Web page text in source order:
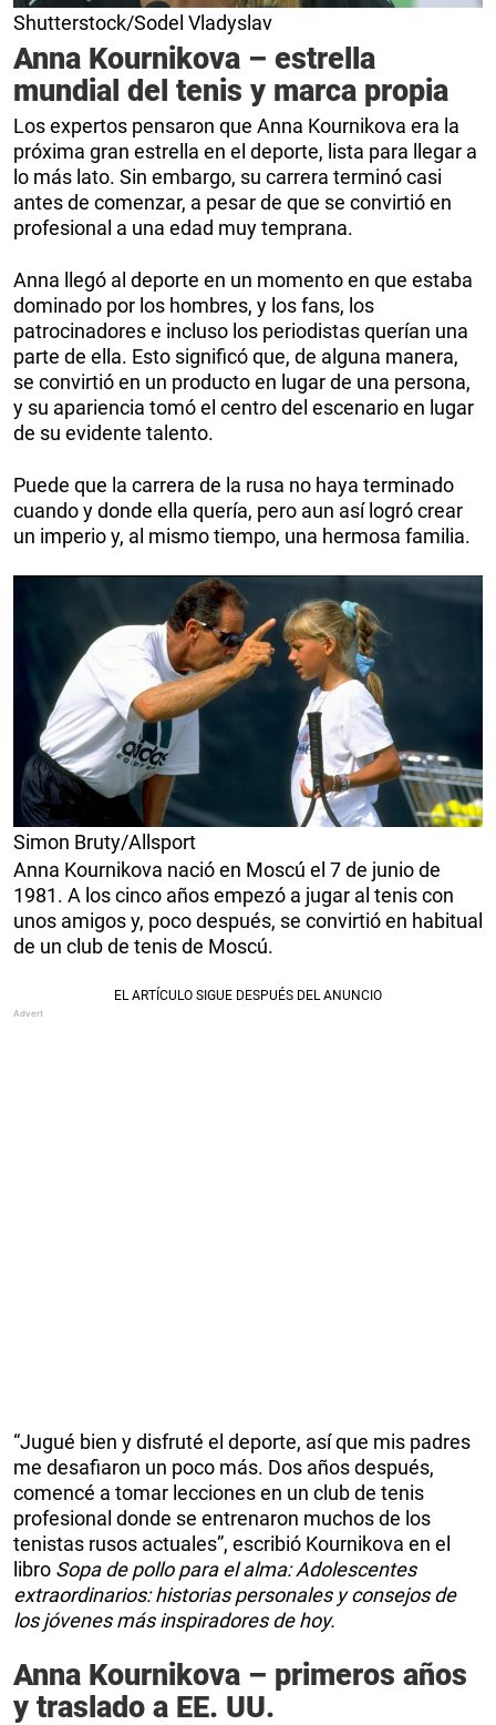
Shutterstock/Sodel Vladyslav
Anna Kournikova – estrella
mundial del tenis y marca propia
Los expertos pensaron que Anna Kournikova era la
próxima gran estrella en el deporte, lista para llegar a
lo más lato. Sin embargo, su carrera terminó casi
antes de comenzar, a pesar de que se convirtió en
profesional a una edad muy temprana.
Anna llegó al deporte en un momento en que estaba
dominado por los hombres, y los fans, los
patrocinadores e incluso los periodistas querían una
parte de ella. Esto significó que, de alguna manera,
se convirtió en un producto en lugar de una persona,
y su apariencia tomó el centro del escenario en lugar
de su evidente talento.
Puede que la carrera de la rusa no haya terminado
cuando y donde ella quería, pero aun así logró crear
un imperio y, al mismo tiempo, una hermosa familia.
Simon Bruty/Allsport
Anna Kournikova nació en Moscú el 7 de junio de
1981. A los cinco años empezó a jugar al tenis con
unos amigos y, poco después, se convirtió en habitual
de un club de tenis de Moscú.
“Jugué bien y disfruté el deporte, así que mis padres
me desafiaron un poco más. Dos años después,
comencé a tomar lecciones en un club de tenis
profesional donde se entrenaron muchos de los
tenistas rusos actuales”, escribió Kournikova en el
libro Sopa de pollo para el alma: Adolescentes
extraordinarios: historias personales y consejos de
los jóvenes más inspiradores de hoy.
Anna Kournikova – primeros años
y traslado a EE. UU.